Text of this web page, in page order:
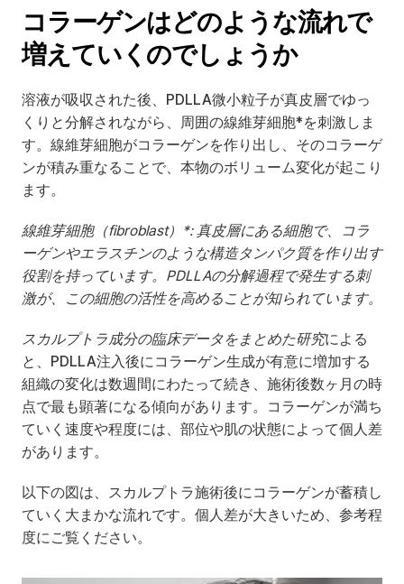
コラーゲンはどのような流れで
増えていくのでしょうか
溶液が吸収された後、PDLLA微小粒子が真皮層でゆっ
くりと分解されながら、周囲の線維芽細胞*を刺激しま
す。線維芽細胞がコラーゲンを作り出し、そのコラーゲ
ンが積み重なることで、本物のボリューム変化が起こり
ます。
線維芽細胞（fibroblast）*: 真皮層にある細胞で、コラ
ーゲンやエラスチンのような構造タンパク質を作り出す
役割を持っています。PDLLAの分解過程で発生する刺
激が、この細胞の活性を高めることが知られています。
スカルプトラ成分の臨床データをまとめた研究による
と、PDLLA注入後にコラーゲン生成が有意に増加する
組織の変化は数週間にわたって続き、施術後数ヶ月の時
点で最も顕著になる傾向があります。コラーゲンが満ち
ていく速度や程度には、部位や肌の状態によって個人差
があります。
以下の図は、スカルプトラ施術後にコラーゲンが蓄積し
ていく大まかな流れです。個人差が大きいため、参考程
度にご覧ください。